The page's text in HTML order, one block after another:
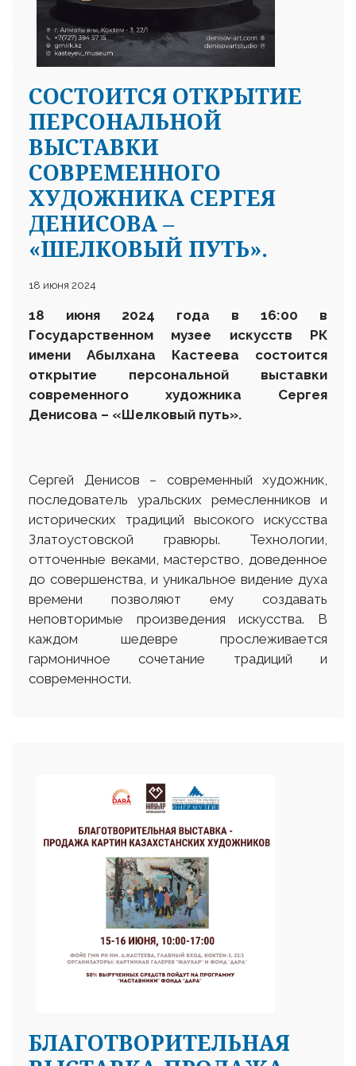
СОСТОИТСЯ ОТКРЫТИЕ
ПЕРСОНАЛЬНОЙ
ВЫСТАВКИ
СОВРЕМЕННОГО
ХУДОЖНИКА СЕРГЕЯ
ДЕНИСОВА –
«ШЕЛКОВЫЙ ПУТЬ».
18 июня 2024
18 июня 2024 года в 16:00 в
Государственном музее искусств РК
имени Абылхана Кастеева состоится
открытие персональной выставки
современного художника
Сергея
Денисова – «Шелковый путь».
Сергей Денисов – современный художник,
последователь уральских ремесленников и
исторических традиций высокого искусства
Златоустовской гравюры. Технологии,
отточенные веками, мастерство, доведенное
до совершенства, и уникальное видение духа
времени позволяют ему создавать
неповторимые произведения искусства. В
каждом шедевре прослеживается
гармоничное сочетание традиций и
современности.
БЛАГОТВОРИТЕЛЬНАЯ